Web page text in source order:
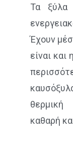
Τα ξύλα
Έχουν
είναι
καθαρή